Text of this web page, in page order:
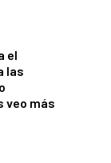
el
las
veo más